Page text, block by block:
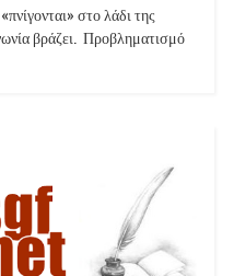
στο λάδι της
βράζει. Προβληματισμό